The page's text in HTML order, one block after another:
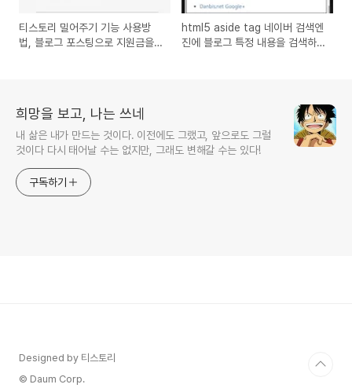
티스토리 밀어주기 기능 사용방
법, 블로그 포스팅으로 지원금을
html5 aside tag 네이버 검색엔
진에 블로그 특정 내용을 검색하
희망을 보고, 나는 쓰네
내 삶은 내가 만드는 것이다. 이전에도 그랬고, 앞으로도 그럴
것이다 다시 태어날 수는 없지만, 그래도 변해갈 수는 있다!
구독하기
Designed by 티스토리
© Daum Corp.